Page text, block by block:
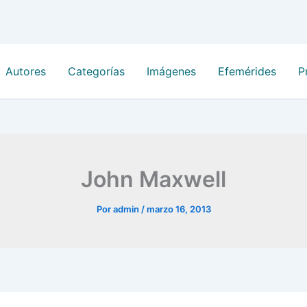
Autores Categorías Imágenes Efemérides
John Maxwell
Poradmin /marzo 16, 2013